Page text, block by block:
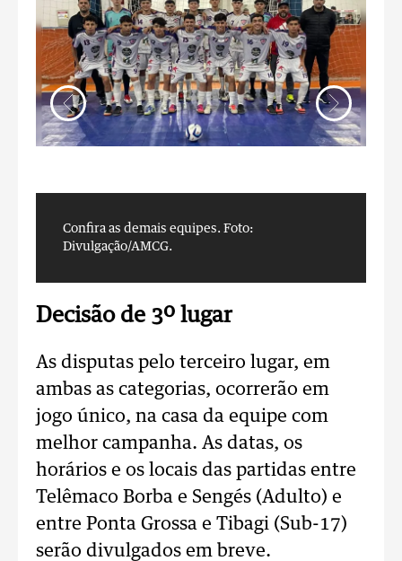
Confira as demais equipes. Foto:
Divulgação/AMCG.
Decisão de 3º lugar
As disputas pelo terceiro lugar, em
ambas as categorias, ocorrerão em
jogo único, na casa da equipe com
melhor campanha. As datas, os
horários e os locais das partidas entre
Telêmaco Borba e Sengés (Adulto) e
entre Ponta Grossa e Tibagi (Sub-17)
serão divulgados em breve.